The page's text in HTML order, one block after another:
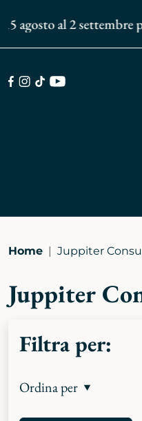
agosto al 2 settembre
Home Juppiter
Juppiter
Filtra per:
Ordina per